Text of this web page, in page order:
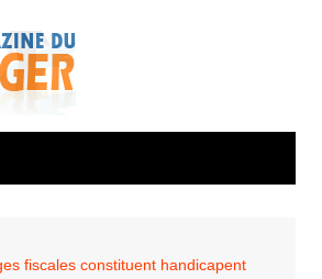
fiscales constituent handicapent